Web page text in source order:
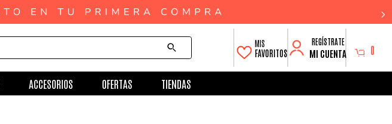
FAVORITOS MI CUENTA 0
ACCESORIOS OFERTAS TIENDAS